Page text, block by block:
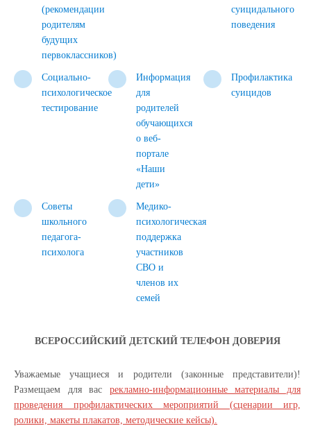
(рекомендации
родителям
будущих
первоклассников)
суицидального
поведения
Социально-
психологическое
тестирование
Информация
для
родителей
обучающихся
о веб-
портале
«Наши
дети»
Профилактика
суицидов
Советы
школьного
педагога-
психолога
Медико-
психологическая
поддержка
участников
СВО и
членов их
семей
ВСЕРОССИЙСКИЙ ДЕТСКИЙ ТЕЛЕФОН ДОВЕРИЯ
Уважаемые учащиеся и родители (законные представители)!
Размещаем для вас рекламно-информационные материалы для
проведения профилактических мероприятий (сценарии игр,
ролики, макеты плакатов, методические кейсы).